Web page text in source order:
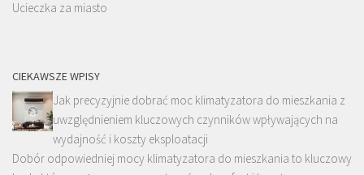
Ucieczka za miasto
CIEKAWSZE WPISY
Jak precyzyjnie dobrać moc klimatyzatora do mieszkania z
uwzględnieniem kluczowych czynników wpływających na
wydajność i koszty eksploatacji
Dobór odpowiedniej mocy klimatyzatora do mieszkania to kluczowy